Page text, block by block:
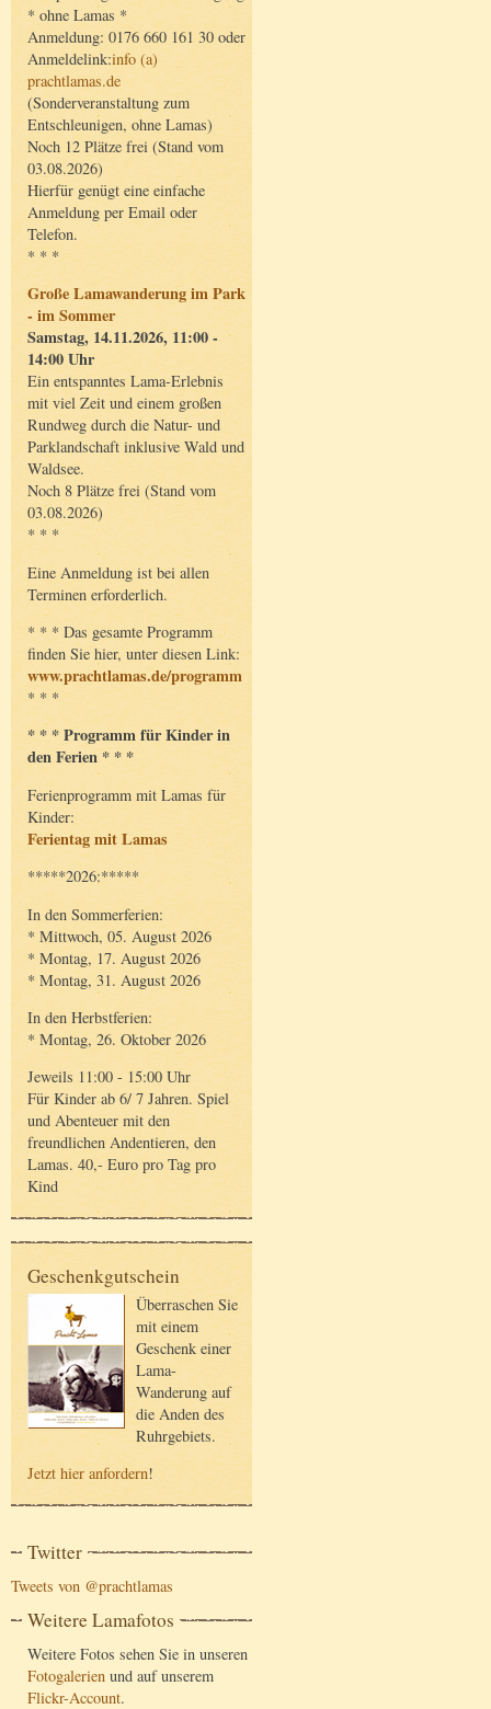
* ohne Lamas *
Anmeldung: 0176 660 161 30 oder
Anmeldelink:info (a)
prachtlamas.de
(Sonderveranstaltung zum
Entschleunigen, ohne Lamas)
Noch 12 Plätze frei (Stand vom
03.08.2026)
Hierfür genügt eine einfache
Anmeldung per Email oder
Telefon.
* * *
Große Lamawanderung im Park
- im Sommer
Samstag, 14.11.2026, 11:00 -
14:00 Uhr
Ein entspanntes Lama-Erlebnis
mit viel Zeit und einem großen
Rundweg durch die Natur- und
Parklandschaft inklusive Wald und
Waldsee.
Noch 8 Plätze frei (Stand vom
03.08.2026)
* * *
Eine Anmeldung ist bei allen
Terminen erforderlich.
* * * Das gesamte Programm
finden Sie hier, unter diesen Link:
www.prachtlamas.de/programm
* * *
* * * Programm für Kinder in
den Ferien * * *
Ferienprogramm mit Lamas für
Kinder:
Ferientag mit Lamas
*****2026:*****
In den Sommerferien:
* Mittwoch, 05. August 2026
* Montag, 17. August 2026
* Montag, 31. August 2026
In den Herbstferien:
* Montag, 26. Oktober 2026
Jeweils 11:00 - 15:00 Uhr
Für Kinder ab 6/ 7 Jahren. Spiel
und Abenteuer mit den
freundlichen Andentieren, den
Lamas. 40,- Euro pro Tag pro
Kind
Geschenkgutschein
Überraschen Sie
mit einem
Geschenk einer
Lama-
Wanderung auf
die Anden des
Ruhrgebiets.
Jetzt hier anfordern!
Twitter
Tweets von @prachtlamas
Weitere Lamafotos
Weitere Fotos sehen Sie in unseren
Fotogalerien und auf unserem
Flickr-Account.